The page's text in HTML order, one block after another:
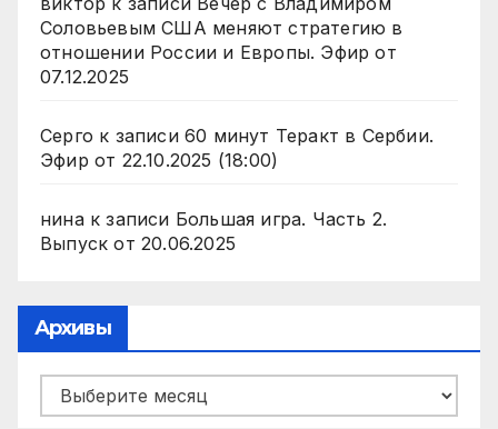
Соловьевым США меняют стратегию в
отношении России и Европы. Эфир от
07.12.2025
Серго к записи 60 минут Теракт в Сербии.
Эфир от 22.10.2025 (18:00)
нинак записи Большая игра. Часть 2.
Выпуск от 20.06.2025
Архивы
Архивы